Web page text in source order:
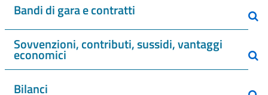
Bandi di gara e contratti
Sovvenzioni, contributi, sussidi, vantaggi
economici
Bilanci